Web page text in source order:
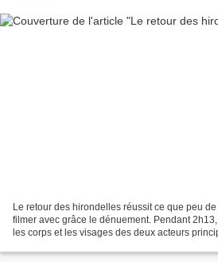
Le retour des hirondelles réussit ce que peu
filmer avec grâce le dénuement. Pendant
les corps et les visages des deux acteurs